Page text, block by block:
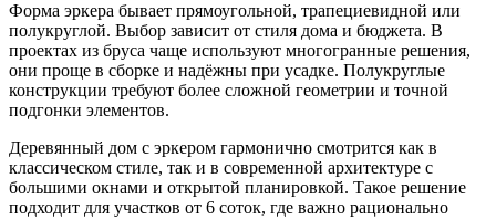
Форма эркера бывает прямоугольной, трапециевидной или
полукруглой. Выбор зависит от стиля дома и бюджета. В
проектах из бруса чаще используют многогранные решения,
они проще в сборке и надёжны при усадке. Полукруглые
конструкции требуют более сложной геометрии и точной
подгонки элементов.
Деревянный дом с эркером гармонично смотрится как в
классическом стиле, так и в современной архитектуре с
большими окнами и открытой планировкой. Такое решение
подходит для участков от 6 соток, где важно рационально